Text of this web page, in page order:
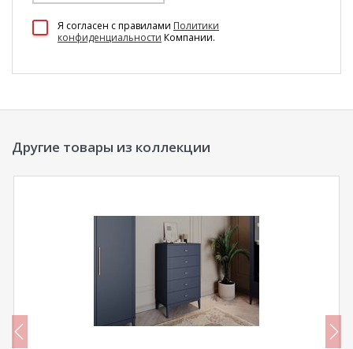
Я согласен c правилами Политики
конфиденциальности Компании.
Другие товары из коллекции